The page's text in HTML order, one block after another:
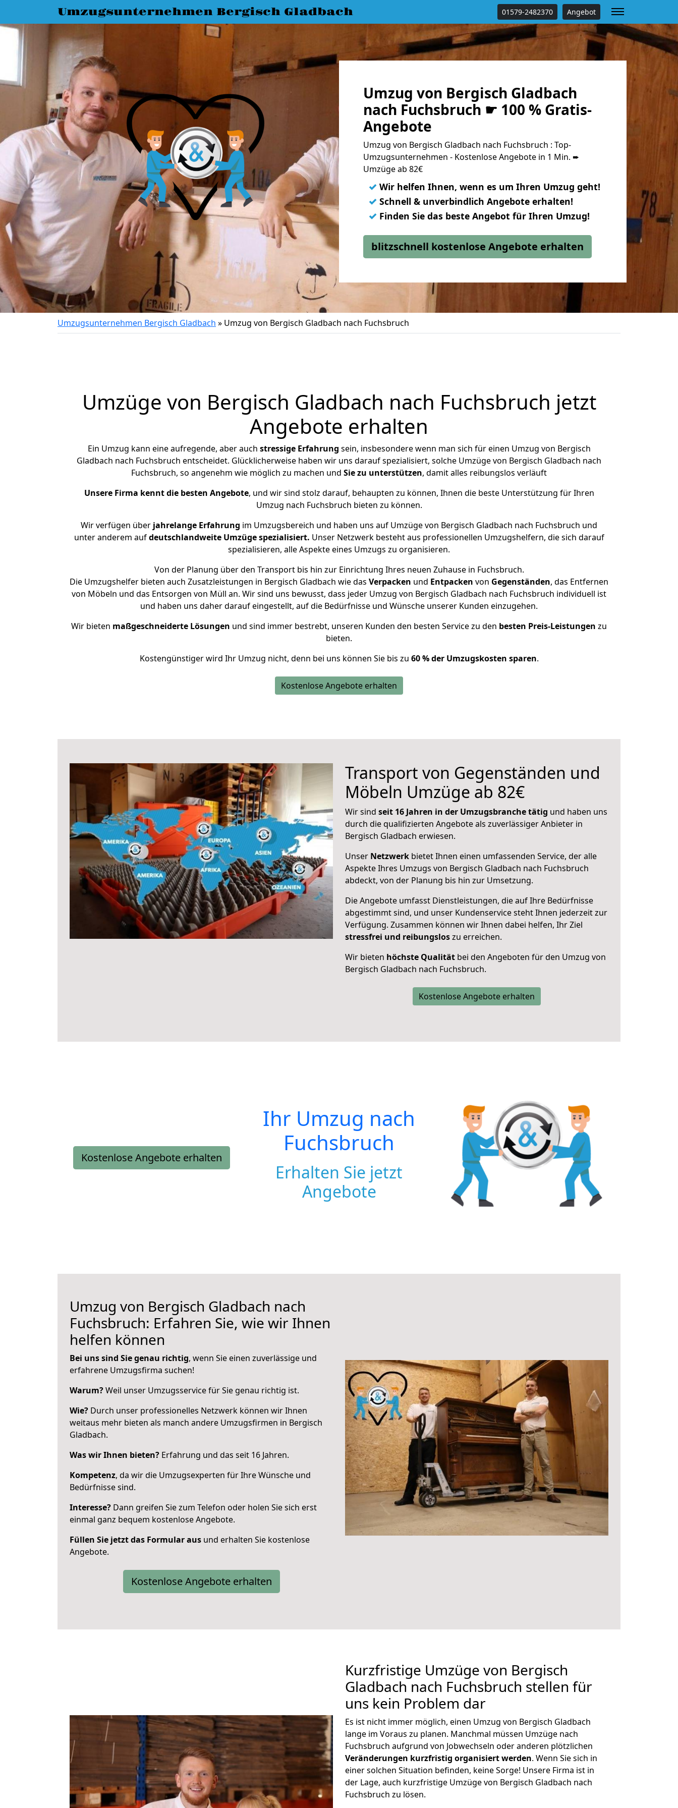
Umzugsunternehmen Bergisch Gladbach 01579-2482370 Angebot
Umzug von Bergisch Gladbach
nach Fuchsbruch ☛ 100 % Gratis-
Angebote
Umzug von Bergisch Gladbach nach Fuchsbruch : Top-
Umzugsunternehmen - Kostenlose Angebote in 1 Min. ➨
Umzüge ab 82€
✓ Wir helfen Ihnen, wenn es um Ihren Umzug geht!
✓ Schnell & unverbindlich Angebote erhalten!
✓ Finden Sie das beste Angebot für Ihren Umzug!
blitzschnell kostenlose Angebote erhalten
Umzugsunternehmen Bergisch Gladbach » Umzug von Bergisch Gladbach nach Fuchsbruch
Umzüge von Bergisch Gladbach nach Fuchsbruch jetzt
Angebote erhalten
Ein Umzug kann eine aufregende, aber auch stressige Erfahrung sein, insbesondere wenn man sich für einen Umzug von Bergisch
Gladbach nach Fuchsbruch entscheidet. Glücklicherweise haben wir uns darauf spezialisiert, solche Umzüge von Bergisch Gladbach nach
Fuchsbruch, so angenehm wie möglich zu machen und Sie zu unterstützen, damit alles reibungslos verläuft
Unsere Firma kennt die besten Angebote, und wir sind stolz darauf, behaupten zu können, Ihnen die beste Unterstützung für Ihren
Umzug nach Fuchsbruch bieten zu können.
Wir verfügen über jahrelange Erfahrung im Umzugsbereich und haben uns auf Umzüge von Bergisch Gladbach nach Fuchsbruch und
unter anderem aufdeutschlandweite Umzüge spezialisiert. Unser Netzwerk besteht aus professionellen Umzugshelfern, die sich darauf
spezialisieren, alle Aspekte eines Umzugs zu organisieren.
Von der Planung über den Transport bis hin zur Einrichtung Ihres neuen Zuhause in Fuchsbruch.
Die Umzugshelfer bieten auch Zusatzleistungen in Bergisch Gladbach wie das Verpacken und Entpacken von Gegenständen, das Entfernen
von Möbeln und das Entsorgen von Müll an. Wir sind uns bewusst, dass jeder Umzug von Bergisch Gladbach nach Fuchsbruch individuell ist
und haben uns daher darauf eingestellt, auf die Bedürfnisse und Wünsche unserer Kunden einzugehen.
Wir bieten maßgeschneiderte Lösungen und sind immer bestrebt, unseren Kunden den besten Service zu den besten Preis-Leistungen zu
bieten.
Kostengünstiger wird Ihr Umzug nicht, denn bei uns können Sie bis zu 60 % der Umzugskosten sparen.
Kostenlose Angebote erhalten
Transport von Gegenständen und
Möbeln Umzüge ab 82€
Wir sind seit 16 Jahren in der Umzugsbranche tätig und haben uns
durch die qualifizierten Angebote als zuverlässiger Anbieter in
Bergisch Gladbach erwiesen.
Unser Netzwerk bietet Ihnen einen umfassenden Service, der alle
Aspekte Ihres Umzugs von Bergisch Gladbach nach Fuchsbruch
abdeckt, von der Planung bis hin zur Umsetzung.
Die Angebote umfasst Dienstleistungen, die auf Ihre Bedürfnisse
abgestimmt sind, und unser Kundenservice steht Ihnen jederzeit zur
Verfügung. Zusammen können wir Ihnen dabei helfen, Ihr Ziel
stressfrei und reibungsloszu erreichen.
Wir bieten höchste Qualität bei den Angeboten für den Umzug von
Bergisch Gladbach nach Fuchsbruch.
Kostenlose Angebote erhalten
Kostenlose Angebote erhalten
Ihr Umzug nach
Fuchsbruch
Erhalten Sie jetzt
Angebote
Umzug von Bergisch Gladbach nach
Fuchsbruch: Erfahren Sie, wie wir Ihnen
helfen können
Bei uns sind Sie genau richtig, wenn Sie einen zuverlässige und
erfahrene Umzugsfirma suchen!
Warum?Weil unser Umzugsservice für Sie genau richtig ist.
Wie? Durch unser professionelles Netzwerk können wir Ihnen
weitaus mehr bieten als manch andere Umzugsfirmen in Bergisch
Gladbach.
Was wir Ihnen bieten? Erfahrung und das seit 16 Jahren.
Kompetenz, da wir die Umzugsexperten für Ihre Wünsche und
Bedürfnisse sind.
Interesse? Dann greifen Sie zum Telefon oder holen Sie sich erst
einmal ganz bequem kostenlose Angebote.
Füllen Sie jetzt das Formular aus und erhalten Sie kostenlose
Angebote.
Kostenlose Angebote erhalten
Kurzfristige Umzüge von Bergisch
Gladbach nach Fuchsbruch stellen für
uns kein Problem dar
Es ist nicht immer möglich, einen Umzug von Bergisch Gladbach
lange im Voraus zu planen. Manchmal müssen Umzüge nach
Fuchsbruch aufgrund von Jobwechseln oder anderen plötzlichen
Veränderungen kurzfristig organisiert werden. Wenn Sie sich in
einer solchen Situation befinden, keine Sorge! Unsere Firma ist in
der Lage, auch kurzfristige Umzüge von Bergisch Gladbach nach
Fuchsbruch zu lösen.